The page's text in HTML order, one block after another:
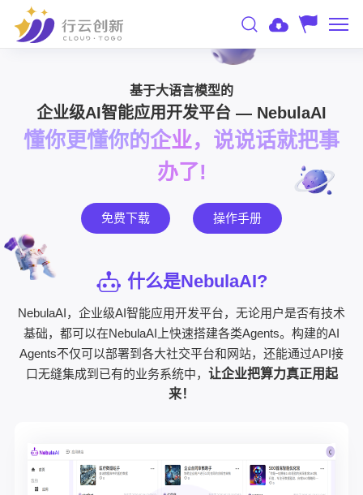
基于大语言模型的
企业级AI智能应用开发平台 — NebulaAI
懂你更懂你的企业，说说话就把事
办了!
免费下载 操作手册
什么是NebulaAI?
NebulaAI，企业级AI智能应用开发平台，无论用户是否有技术
基础，都可以在NebulaAI上快速搭建各类Agents。构建的AI
Agents不仅可以部署到各大社交平台和网站，还能通过API接
口无缝集成到已有的业务系统中， 让企业把算力真正用起
来！